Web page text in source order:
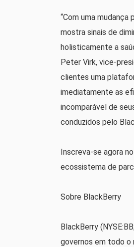
“Com uma
mostra sinais de
holisticamente a
Peter Virk, vice-
clientes uma
imediatamente as
incomparável de
conduzidos pelo
Inscreva-se agora
ecossistema de
Sobre BlackBerry
BlackBerry
governos em todo o